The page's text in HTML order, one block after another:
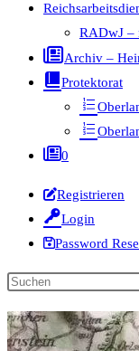
RADwJ –
Archiv –
Protektorat
0
Registrieren
Login
Password
Diese
durchsuchen